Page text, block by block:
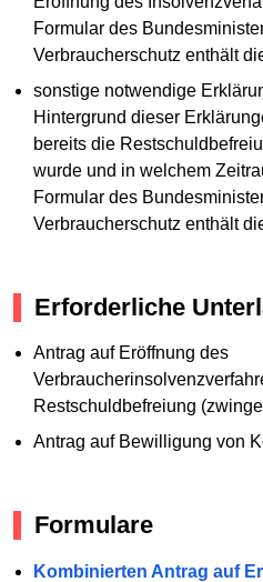
Formular des
Verbraucherschutz enthält
sonstige notwendige
Hintergrund dieser
bereits die
wurde und in welchem
Formular des
Verbraucherschutz enthält
Erforderliche
Antrag auf Eröffnung des
Restschuldbefreiung
Antrag auf Bewilligung von
Formulare
Kombinierten Antrag auf